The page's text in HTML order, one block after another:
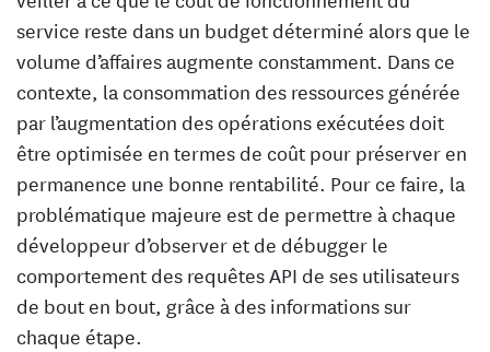
service reste dans un budget déterminé alors que le
volume d’affaires augmente constamment. Dans ce
contexte, la consommation des ressources générée
par l’augmentation des opérations exécutées doit
être optimisée en termes de coût pour préserver en
permanence une bonne rentabilité. Pour ce faire, la
problématique majeure est de permettre à chaque
développeur d’observer et de débugger le
comportement des requêtes API de ses utilisateurs
de bout en bout, grâce à des informations sur
chaque étape.